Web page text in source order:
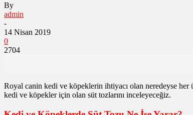
By
admin
-
14 Nisan 2019
0
2704
Royal canin kedi ve köpeklerin ihtiyacı olan neredeyse
kedi ve köpekler için olan süt tozlarını inceleyeceğiz.